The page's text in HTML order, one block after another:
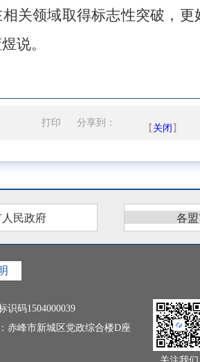
关领域取得标志性突破，更
说。
打印 分享到：
【 关闭 】
民政府
识码1504000039
赤峰市新城区党政综合楼D座